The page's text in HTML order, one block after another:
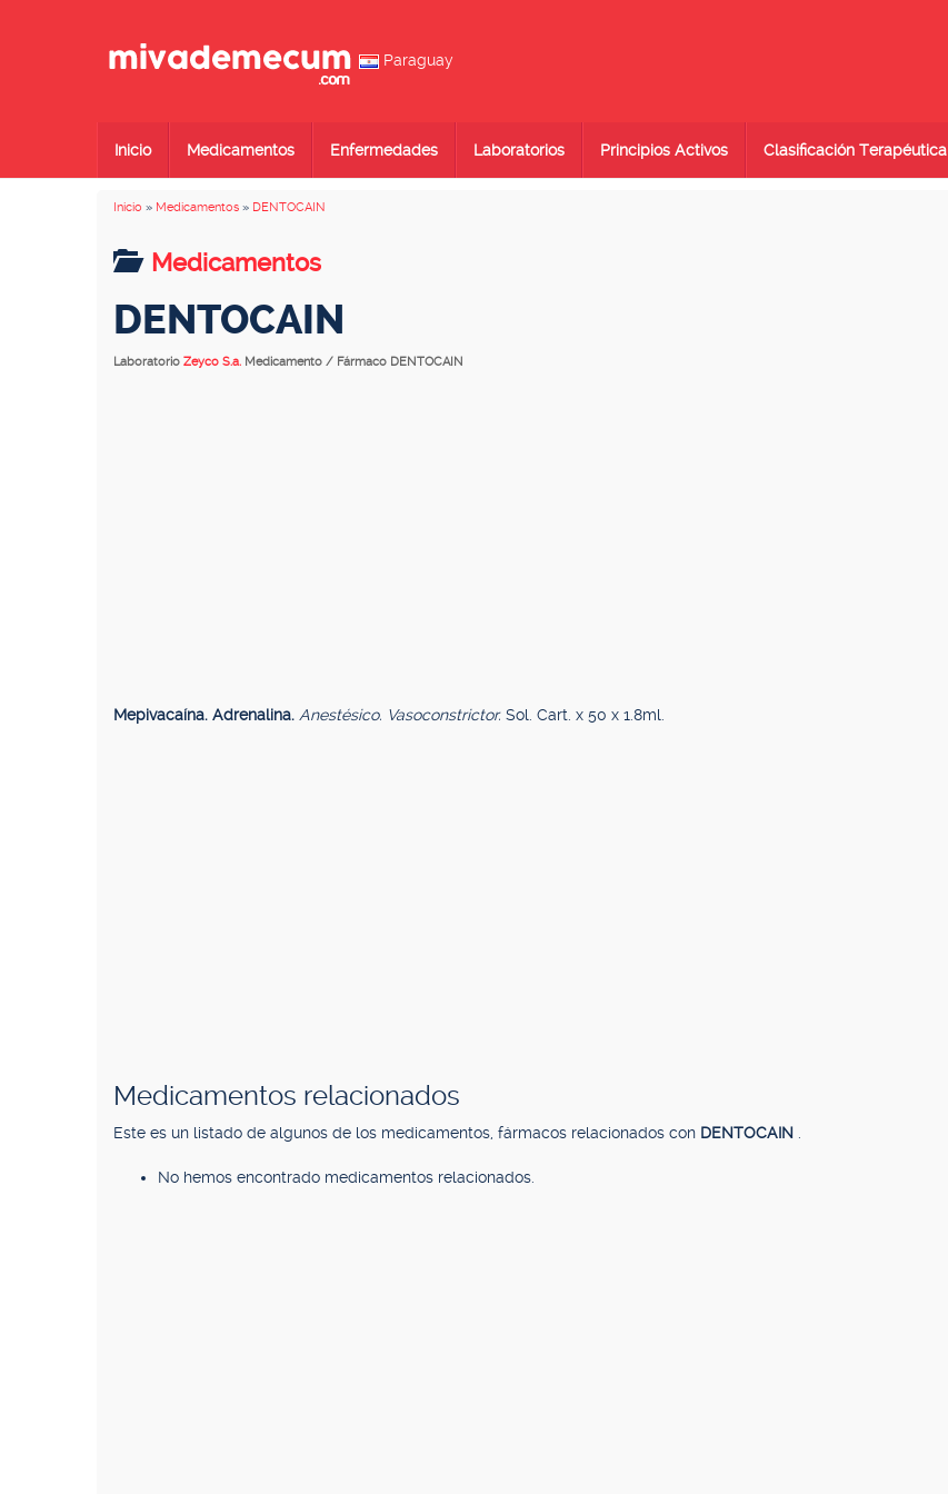
Paraguay
Inicio Medicamentos Enfermedades Laboratorios Principios Activos Clasificación Terapéutica
Inicio » Medicamentos » DENTOCAIN
Medicamentos
DENTOCAIN
Laboratorio Zeyco S.a. Medicamento / Fármaco DENTOCAIN
Mepivacaína. Adrenalina. Anestésico. Vasoconstrictor. Sol. Cart. x 50 x 1.8ml.
Medicamentos relacionados
Este es un listado de algunos de los medicamentos, fármacos relacionados con DENTOCAIN
No hemos encontrado medicamentos relacionados.